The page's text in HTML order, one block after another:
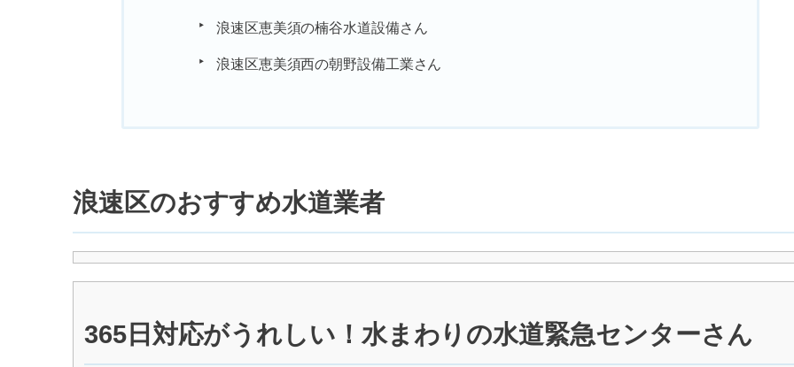
浪速区恵美須の楠谷水道設備さん
浪速区恵美須西の朝野設備工業さん
浪速区のおすすめ水道業者
365日対応がうれしい！水まわりの水道緊急センターさん